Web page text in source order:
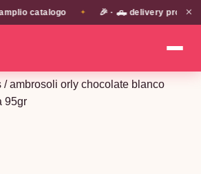
catalogo 🎉 · 🛻 delivery propio en
✕
/ ambrosoli orly chocolate blanco
95gr